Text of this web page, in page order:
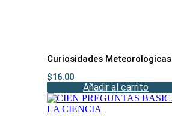
Curiosidades Meteorologicas
$16.00
Añadir al carrito